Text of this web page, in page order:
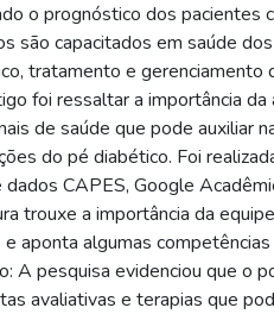
o prognóstico dos pacientes
são capacitados em saúde
tratamento e gerenciamento
foi ressaltar a importância
de saúde que pode auxiliar
do pé diabético. Foi
CAPES, Google
trouxe a importância da
e aponta algumas
A pesquisa evidenciou que o
avaliativas e terapias que